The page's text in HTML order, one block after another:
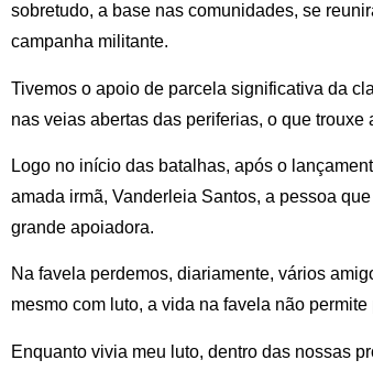
sobretudo, a base nas comunidades, se
campanha militante.
Tivemos o apoio de parcela significativa da
nas veias abertas das periferias, o que
Logo no início das batalhas, após o
amada irmã, Vanderleia Santos, a pessoa
grande apoiadora.
Na favela perdemos, diariamente, vários
mesmo com luto, a vida na favela não
Enquanto vivia meu luto, dentro das nossas